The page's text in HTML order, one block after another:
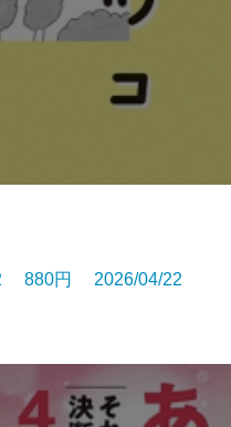
880円 2026/04/22